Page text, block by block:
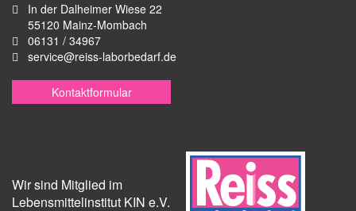
In der Dalheimer Wiese 22
55120 Mainz-Mombach
06131 / 34967
service@reiss-laborbedarf.de
Kontaktformular
Wir sind Mitglied im
Lebensmittelinstitut KIN e.V.